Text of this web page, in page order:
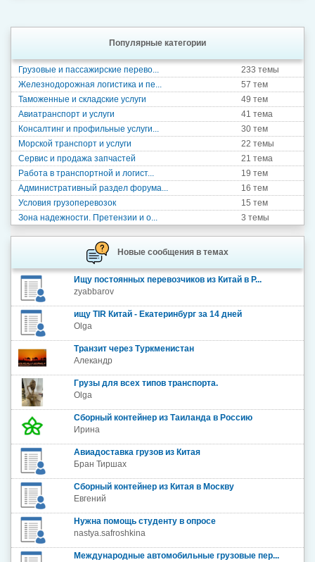
Популярные категории
Грузовые и пассажирские перево...
233 темы
Железнодорожная логистика и пе...
57 тем
Таможенные и складские услуги
49 тем
Авиатранспорт и услуги
41 тема
Консалтинг и профильные услуги...
30 тем
Морской транспорт и услуги
22 темы
Сервис и продажа запчастей
21 тема
Работа в транспортной и логист...
19 тем
Административный раздел форума...
16 тем
Условия грузоперевозок
15 тем
Зона надежности. Претензии и о...
3 темы
Новые сообщения в темах
Ищу постоянных перевозчиков из Китай в Р...
zyabbarov
ищу TIR Китай - Екатеринбург за 14 дней
Olga
Транзит через Туркменистан
Алекандр
Грузы для всех типов транспорта.
Olga
Сборный контейнер из Таиланда в Россию
Ирина
Авиадоставка грузов из Китая
Бран Тиршах
Сборный контейнер из Китая в Москву
Евгений
Нужна помощь студенту в опросе
nastya.safroshkina
Международные автомобильные грузовые пер...